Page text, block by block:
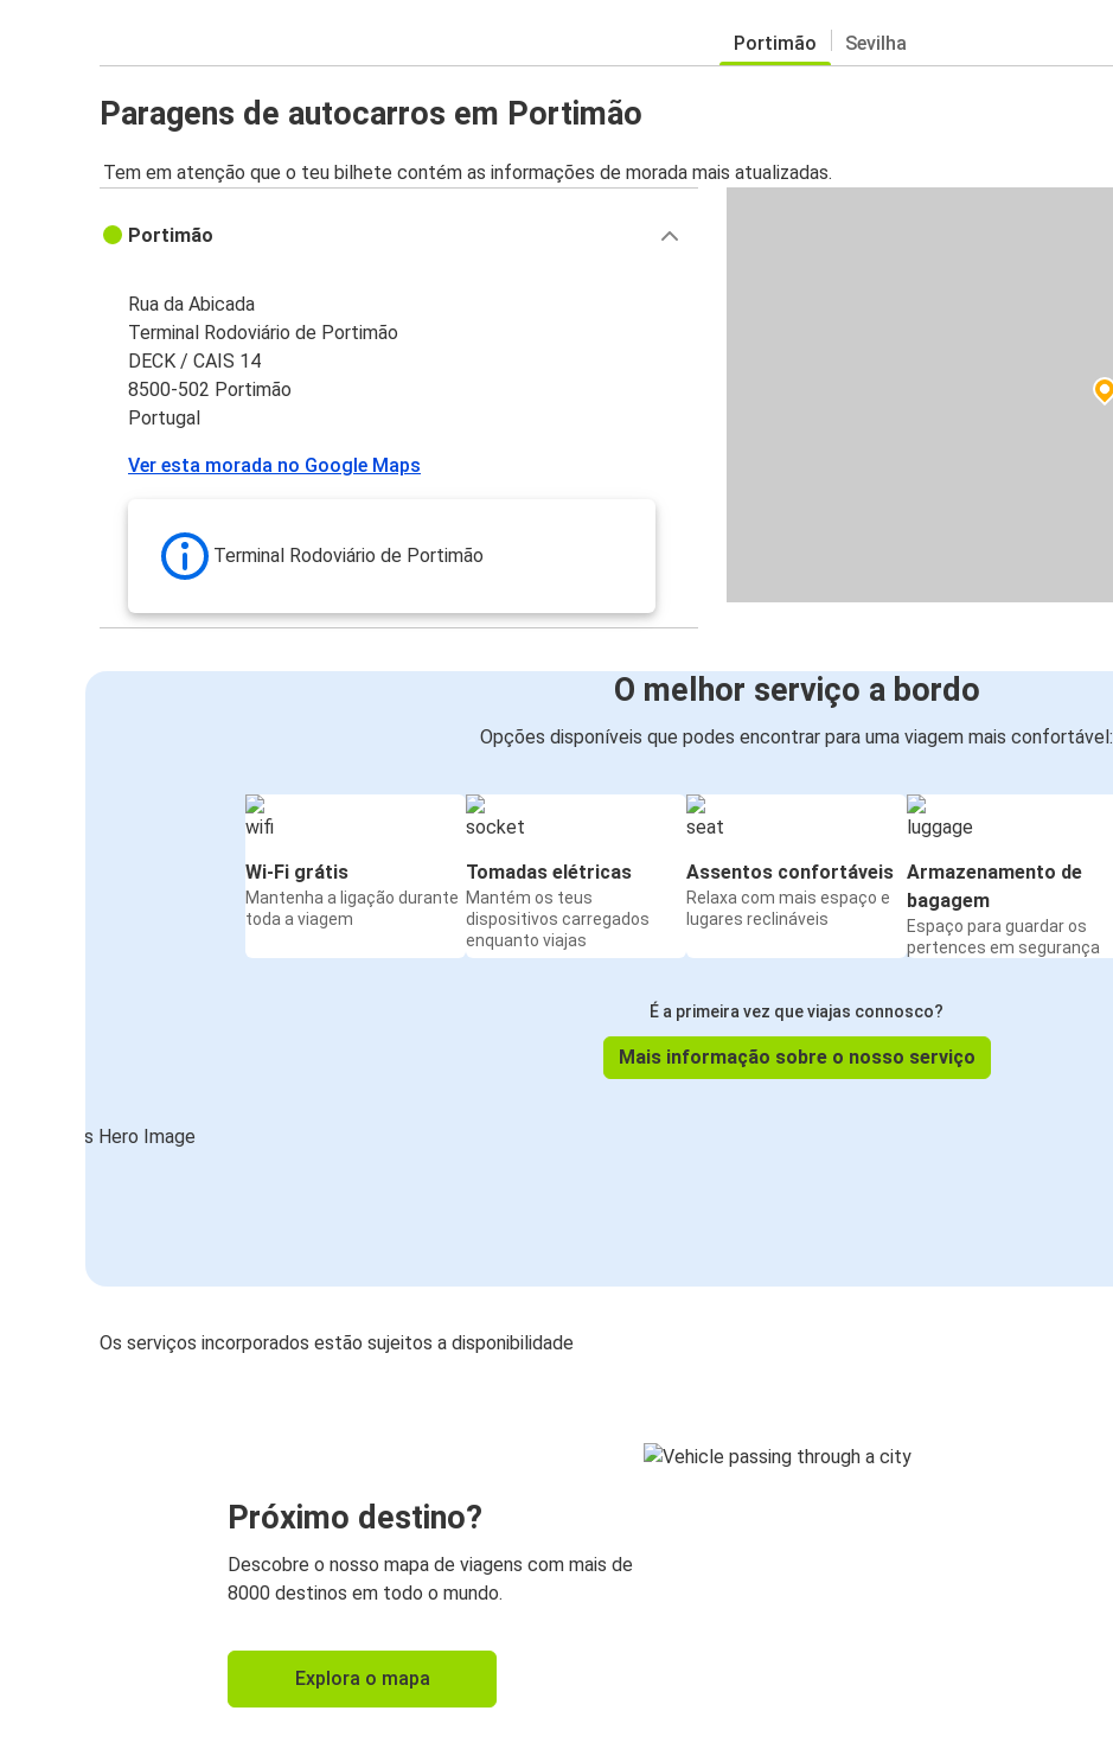
Portimão Sevilha
Paragens de autocarros em Portimão
Tem em atenção que o teu bilhete contém as informações de morada mais atualizadas.
Portimão
Rua da Abicada
Terminal Rodoviário de Portimão
DECK / CAIS 14
8500-502 Portimão
Portugal
Ver esta morada no Google Maps
Terminal Rodoviário de Portimão
O melhor serviço a bordo
Opções disponíveis que podes encontrar para uma viagem mais confortável:
Wi-Fi grátis
Mantenha a ligação durante
toda a viagem
Tomadas elétricas
Mantém os teus
dispositivos carregados
enquanto viajas
Assentos confortáveis
Relaxa com mais espaço e
lugares reclináveis
Armazenamento de
bagagem
Espaço para guardar os
pertences em segurança
É a primeira vez que viajas connosco?
Mais informação sobre o nosso serviço
Os serviços incorporados estão sujeitos a disponibilidade
Próximo destino?
Descobre o nosso mapa de viagens com mais de
8000 destinos em todo o mundo.
Explora o mapa